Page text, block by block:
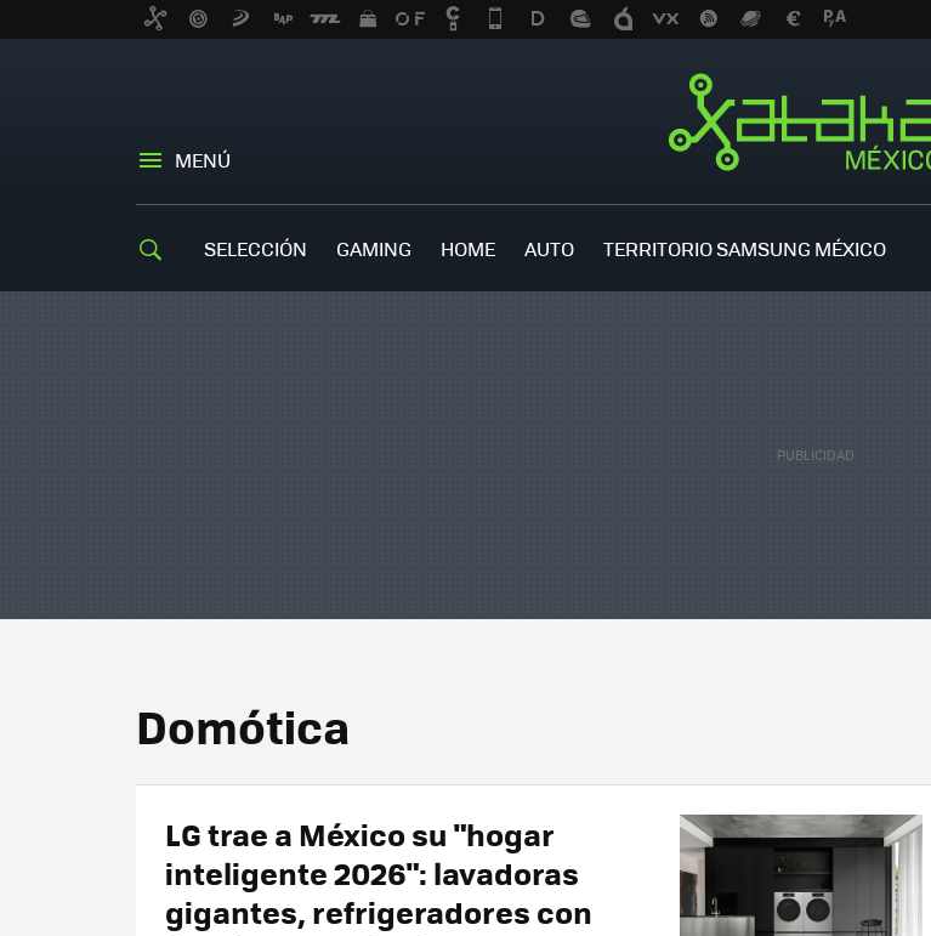
MENÚ
SELECCIÓN GAMING HOME AUTO TERRITORIO SAMSUNG MÉXICO
Domótica
LG trae a México su "hogar
inteligente 2026": lavadoras
gigantes, refrigeradores con